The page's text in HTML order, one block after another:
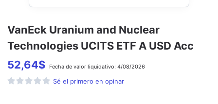
VanEck Uranium and Nuclear
Technologies UCITS ETF A USD Acc
52,64$ Fecha de valor liquidativo: 4/08/2026
Sé el primero en opinar